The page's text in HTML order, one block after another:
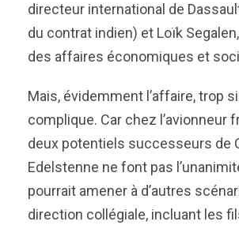
directeur international de
du contrat indien) et Loïk
des affaires économiques et
Mais, évidemment l’affaire, trop
complique. Car chez l’avionneur
deux potentiels successeurs de
Edelstenne ne font pas
pourrait amener à d’autres
direction collégiale, incluant les